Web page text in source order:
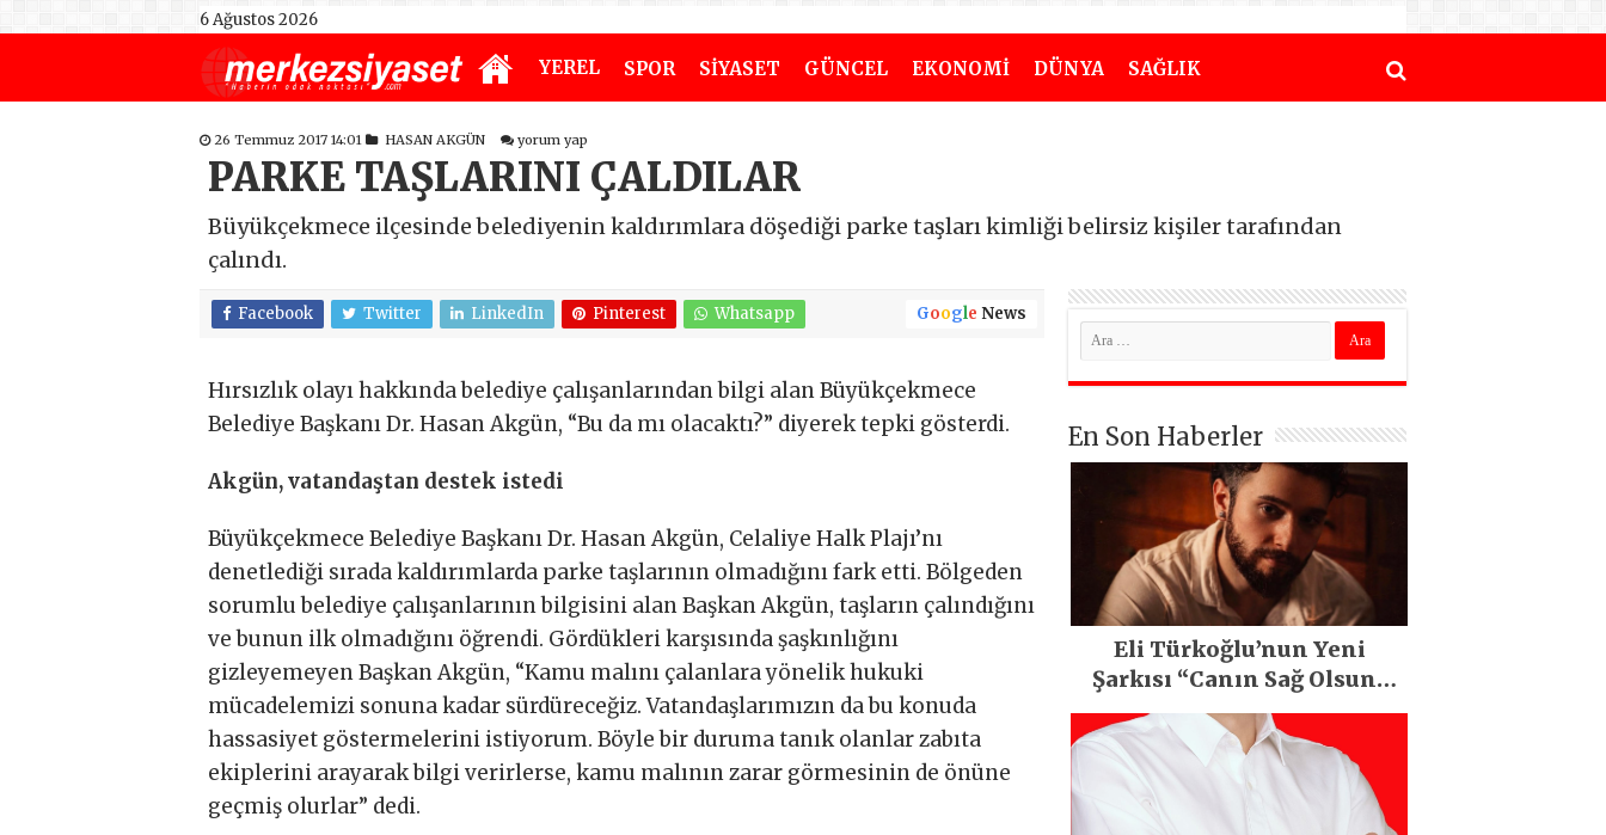
6 Ağustos 2026
YEREL SPOR SİYASET GÜNCEL EKONOMİ DÜNYA SAĞLIK
26 Temmuz 2017 14:01 HASAN AKGÜN yorum yap
PARKE TAŞLARINI ÇALDILAR
Büyükçekmece ilçesinde belediyenin kaldırımlara döşediği parke taşları kimliği belirsiz kişiler tarafından
çalındı.
Facebook Twitter LinkedIn Pinterest Whatsapp Google News
Hırsızlık olayı hakkında belediye çalışanlarından bilgi alan Büyükçekmece
Belediye Başkanı Dr. Hasan Akgün, “Bu da mı olacaktı?” diyerek tepki gösterdi.
Akgün, vatandaştan destek istedi
Büyükçekmece Belediye Başkanı Dr. Hasan Akgün, Celaliye Halk Plajı’nı
denetlediği sırada kaldırımlarda parke taşlarının olmadığını fark etti. Bölgeden
sorumlu belediye çalışanlarının bilgisini alan Başkan Akgün, taşların çalındığını
ve bunun ilk olmadığını öğrendi. Gördükleri karşısında şaşkınlığını
gizleyemeyen Başkan Akgün, “Kamu malını çalanlara yönelik hukuki
mücadelemizi sonuna kadar sürdüreceğiz. Vatandaşlarımızın da bu konuda
hassasiyet göstermelerini istiyorum. Böyle bir duruma tanık olanlar zabıta
ekiplerini arayarak bilgi verirlerse, kamu malının zarar görmesinin de önüne
geçmiş olurlar” dedi.
En Son Haberler
Eli Türkoğlu’nun Yeni
Şarkısı “Canın Sağ Olsun”
Büyük İlgi Gördü!..